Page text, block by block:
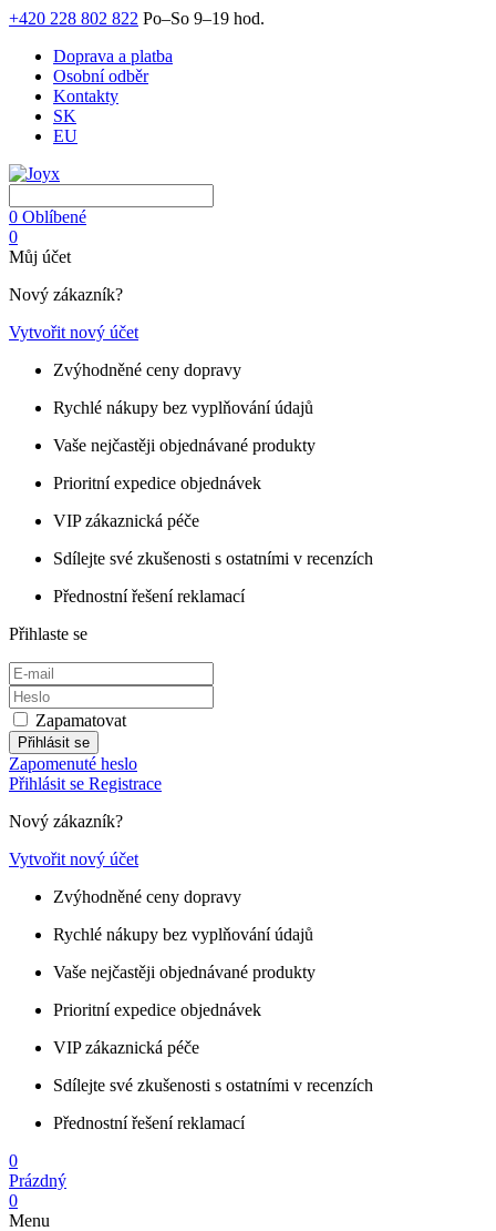
+420 228 802 822 Po–So 9–19 hod.
Doprava a platba
Osobní odběr
Kontakty
SK
EU
0 Oblíbené
0
Můj účet
Nový zákazník?
Vytvořit nový účet
Zvýhodněné ceny dopravy
Rychlé nákupy bez vyplňování údajů
Vaše nejčastěji objednávané produkty
Prioritní expedice objednávek
VIP zákaznická péče
Sdílejte své zkušenosti s ostatními v recenzích
Přednostní řešení reklamací
Přihlaste se
Zapamatovat
Přihlásit se
Zapomenuté heslo
Přihlásit se Registrace
Nový zákazník?
Vytvořit nový účet
Zvýhodněné ceny dopravy
Rychlé nákupy bez vyplňování údajů
Vaše nejčastěji objednávané produkty
Prioritní expedice objednávek
VIP zákaznická péče
Sdílejte své zkušenosti s ostatními v recenzích
Přednostní řešení reklamací
0
Prázdný
0
Menu